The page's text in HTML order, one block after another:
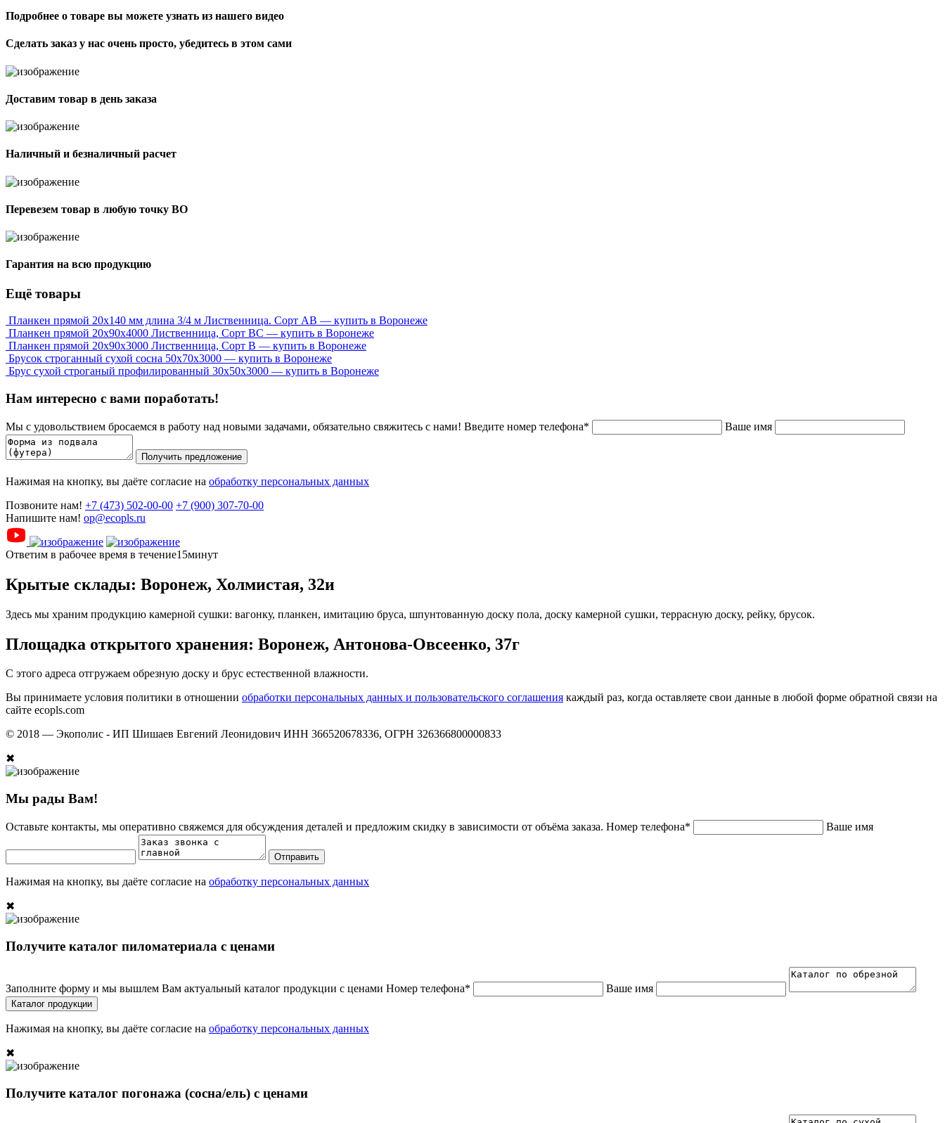
Подробнее о товаре вы можете узнать из нашего видео
Сделать заказ у нас очень просто, убедитесь в этом сами
Доставим товар в день заказа
Наличный и безналичный расчет
Перевезем товар в любую точку ВО
Гарантия на всю продукцию
Ещё товары
Планкен прямой 20х140 мм длина 3/4 м Лиственница. Сорт АВ — купить в Воронеже
Планкен прямой 20х90х4000 Лиственница, Сорт ВС — купить в Воронеже
Планкен прямой 20х90х3000 Лиственница, Сорт В — купить в Воронеже
Брусок строганный сухой сосна 50x70x3000 — купить в Воронеже
Брус сухой строганый профилированный 30х50х3000 — купить в Воронеже
Нам интересно с вами поработать!
Мы с удовольствием бросаемся в работу над новыми задачами, обязательно свяжитесь с нами! Введите номер телефона* Ваше имя
Получить предложение
Нажимая на кнопку, вы даёте согласие на обработку персональных данных
Позвоните нам! +7 (473) 502-00-00 +7 (900) 307-70-00
Напишите нам! op@ecopls.ru
Ответим в рабочее время в течение15минут
Крытые склады: Воронеж, Холмистая, 32и
Здесь мы храним продукцию камерной сушки: вагонку, планкен, имитацию бруса, шпунтованную доску пола, доску камерной сушки, террасную доску, рейку, брусок.
Площадка открытого хранения: Воронеж, Антонова-Овсеенко, 37г
С этого адреса отгружаем обрезную доску и брус естественной влажности.
Вы принимаете условия политики в отношении обработки персональных данных и пользовательского соглашения каждый раз, когда оставляете свои данные в любой форме обратной связи на
сайте ecopls.com
© 2018 — Экополис - ИП Шишаев Евгений Леонидович ИНН 366520678336, ОГРН 326366800000833
✖
Мы рады Вам!
Оставьте контакты, мы оперативно свяжемся для обсуждения деталей и предложим скидку в зависимости от объёма заказа. Номер телефона* Ваше имя
Отправить
Нажимая на кнопку, вы даёте согласие на обработку персональных данных
✖
Получите каталог пиломатериала с ценами
Заполните форму и мы вышлем Вам актуальный каталог продукции с ценами Номер телефона* Ваше имя
Каталог продукции
Нажимая на кнопку, вы даёте согласие на обработку персональных данных
✖
Получите каталог погонажа (сосна/ель) с ценами